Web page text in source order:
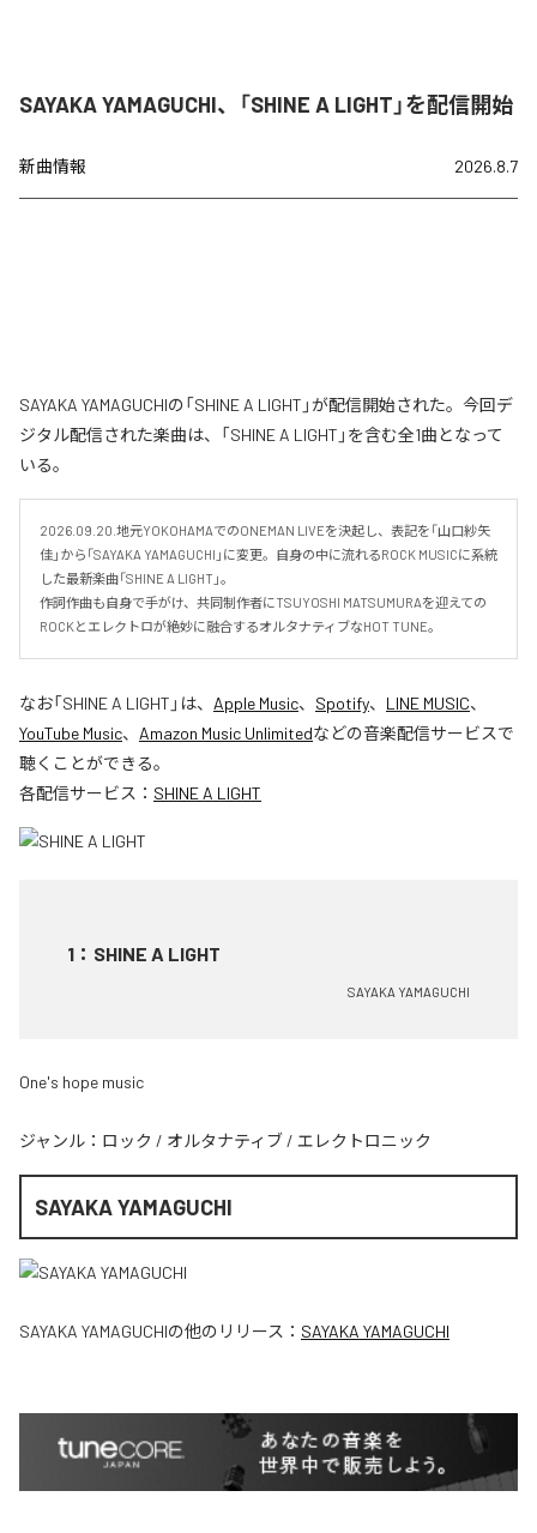
SAYAKA YAMAGUCHI、「SHINE A LIGHT」を配信開始
新曲情報 2026.8.7
SAYAKA YAMAGUCHIの「SHINE A LIGHT」が配信開始された。今回デ
ジタル配信された楽曲は、「SHINE A LIGHT」を含む全1曲となって
いる。
2026.09.20.地元YOKOHAMAでのONEMAN LIVEを決起し、表記を「山口紗矢
佳」から「SAYAKA YAMAGUCHI」に変更。自身の中に流れるROCK MUSICに系統
した最新楽曲「SHINE A LIGHT」。
作詞作曲も自身で手がけ、共同制作者にTSUYOSHI MATSUMURAを迎えての
ROCKとエレクトロが絶妙に融合するオルタナティブなHOT TUNE。
なお「SHINE A LIGHT 」は、 Apple Music、 Spotify、 LINE MUSIC、
YouTube Music、 Amazon Music Unlimitedなどの音楽配信サービスで
聴くことができる。
各配信サービス： SHINE A LIGHT
1 ： SHINE A LIGHT
SAYAKA YAMAGUCHI
One's hope music
ジャンル： ロック / オルタナティブ / エレクトロニック
SAYAKA YAMAGUCHI
SAYAKA YAMAGUCHIの他のリリース： SAYAKA YAMAGUCHI